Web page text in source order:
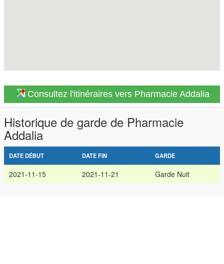
Consultez l'itinéraires vers Pharmacie Addalia
Historique de garde de Pharmacie
Addalia
DATE DÉBUT DATE FIN GARDE
2021-11-15 2021-11-21 Garde Nuit